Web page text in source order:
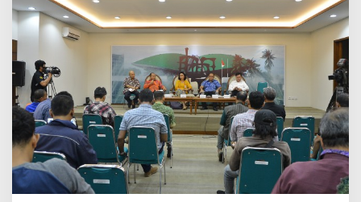
P
e
n
c
u
c
i
a
n
a
n
g